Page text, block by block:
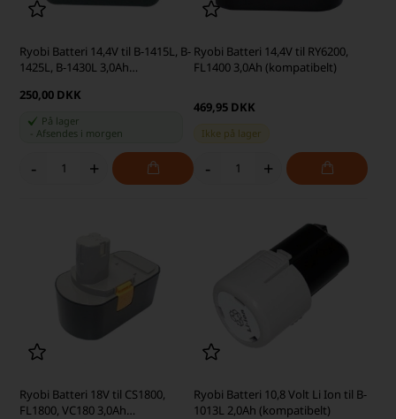
Ryobi Batteri 14,4V til B-1415L, B-
1425L, B-1430L 3,0Ah
250,00 DKK
På lager
Afsendes i morgen
- +
Ryobi Batteri 14,4V til RY6200,
FL1400 3,0Ah (kompatibelt)
469,95 DKK
Ikke på lager
- +
Ryobi Batteri 18V til CS1800,
FL1800, VC180 3,0Ah
Ryobi Batteri 10,8 Volt Li Ion til B-
1013L 2,0Ah (kompatibelt)